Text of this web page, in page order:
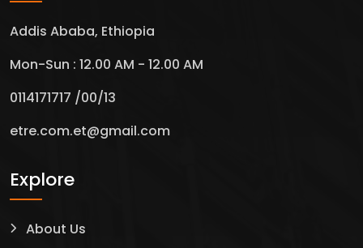
Addis Ababa, Ethiopia
Mon-Sun : 12.00 AM - 12.00 AM
0114171717 /00/13
etre.com.et@gmail.com
Explore
About Us